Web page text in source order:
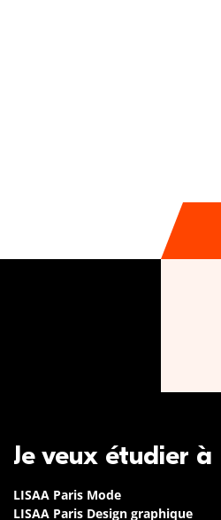
Je veux étudier à
LISAA Paris Mode
LISAA Paris Design graphique